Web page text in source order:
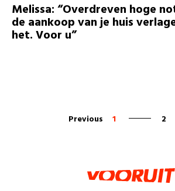
Melissa: “Overdreven hoge
de aankoop van je huis
het. Voor u”
Previous 1 2